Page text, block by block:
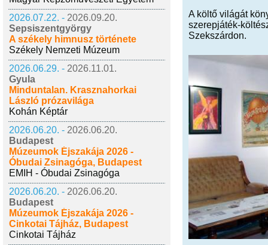
2026.07.22. - 2026.09.20.
Sepsiszentgyörgy
A székely himnusz története
Székely Nemzeti Múzeum
2026.06.29. - 2026.11.01.
Gyula
Minduntalan. Krasznahorkai
László prózavilága
Kohán Képtár
2026.06.20. - 2026.06.20.
Budapest
Múzeumok Éjszakája 2026 -
Óbudai Zsinagóga, Budapest
EMIH - Óbudai Zsinagóga
2026.06.20. - 2026.06.20.
Budapest
Múzeumok Éjszakája 2026 -
Cinkotai Tájház, Budapest
Cinkotai Tájház
A költő világát
szerepjáték-
Szekszárdon.